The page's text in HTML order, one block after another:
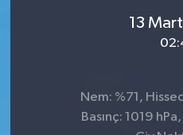
13
Nem: %71,
Basınç: 1019
Sağlık